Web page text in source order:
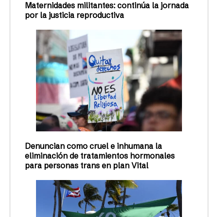
Maternidades militantes: continúa la jornada
por la justicia reproductiva
Denuncian como cruel e inhumana la
eliminación de tratamientos hormonales
para personas trans en plan Vital